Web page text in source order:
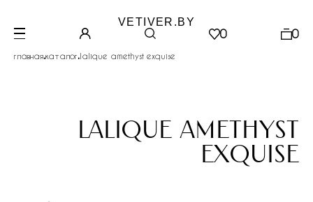
VETIVER.BY
0 0
главная.каталог.lalique amethyst exquise
lalique amethyst
exquise